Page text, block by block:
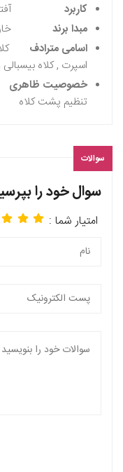
کاربرد
مبدا برند
اسامی مترادف
اسپرت , کلاه بیسبالی
خصوصیت ظاهری
تنظیم پشت کلاه
سوالات
سوال خود را
امتیار شما :